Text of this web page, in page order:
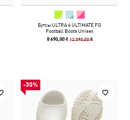
Бутсы ULTRA 6 ULTIMATE FG
Football Boots Unisex
8 690,00 ₴ 12 390,00 ₴
-30%